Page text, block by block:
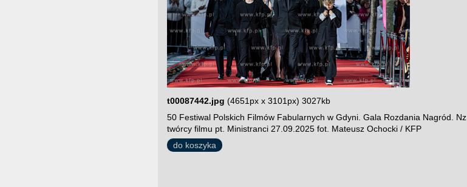
t00087442.jpg (4651px x 3101px) 3027kb
50 Festiwal Polskich Filmów Fabularnych w Gdyni. Gala Rozdania Nagród. Nz
twórcy filmu pt. Ministranci 27.09.2025 fot. Mateusz Ochocki / KFP
do koszyka